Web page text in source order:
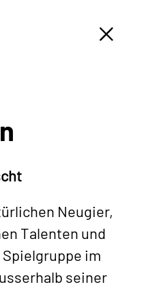
Neugier,
Talenten und
im
seiner